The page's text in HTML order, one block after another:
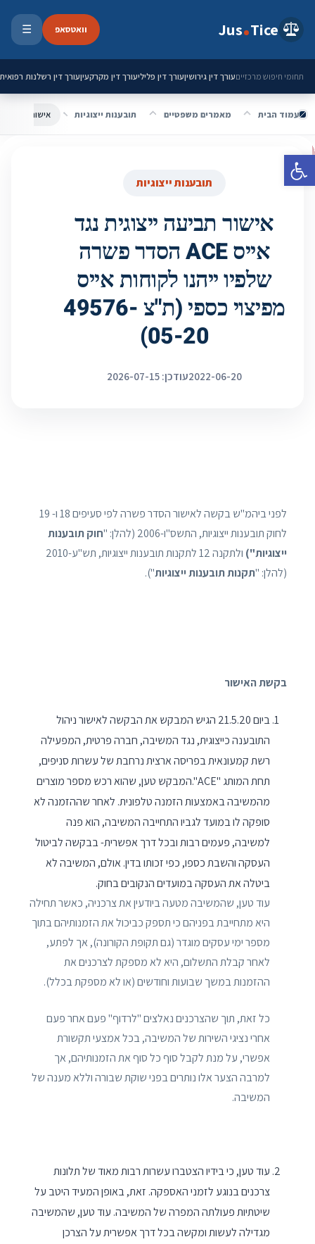
פתח סרגל נגישות
Jus Tice וואטסאפ ☰
תחומי חיפוש מרכזייםעורך דין גירושיןעורך דין פליליעורך דין מקרקעיןעורך דין רשלנות רפואית
עמוד הבית מאמרים משפטיים תובענות ייצוגיות
תובענות ייצוגיות
אישור תביעה ייצוגית נגד
אייס ACE הסדר פשרה
שלפיו ייהנו לקוחות אייס
מפיצוי כספי (ת"צ 49576-
05-20)
2022-06-20עודכן: 2026-07-15
לפני ביהמ"ש בקשה לאישור הסדר פשרה לפי סעיפים 18 ו- 19
לחוק תובענות ייצוגיות, התשס"ו-2006 (להלן: "
חוק תובענות
ייצוגיות")
ולתקנה 12 לתקנות תובענות ייצוגיות, תש"ע-2010
(להלן: "תקנות תובענות ייצוגיות").
בקשת האישור
ביום 21.5.20 הגיש המבקש את הבקשה לאישור ניהול
התובענה כייצוגית, נגד המשיבה, חברה פרטית, המפעילה
רשת קמעונאית בפריסה ארצית נרחבת של עשרות סניפים,
תחת המותג "ACE".המבקש טען, שהוא רכש מספר מוצרים
מהמשיבה באמצעות הזמנה טלפונית. לאחר שההזמנה לא
סופקה לו במועד לגביו התחייבה המשיבה, הוא פנה
למשיבה, פעמים רבות ובכל דרך אפשרית- בבקשה לביטול
העסקה והשבת כספו, כפי זכותו בדין. אולם, המשיבה לא
ביטלה את העסקה במועדים הנקובים בחוק.
עוד טען, שהמשיבה מטעה ביודעין את צרכניה, כאשר תחילה
היא מתחייבת בפניהם כי תספק כביכול את הזמנותיהם בתוך
מספר ימי עסקים מוגדר (גם תקופת הקורונה), אך לפתע,
לאחר קבלת התשלום, היא לא מספקת לצרכנים את
ההזמנות במשך שבועות וחודשים (או לא מספקת בכלל).
כל זאת, תוך שהצרכנים נאלצים "לרדוף" פעם אחר פעם
אחרי נציגי השירות של המשיבה, בכל אמצעי תקשורת
אפשרי, על מנת לקבל סוף כל סוף את הזמנותיהם, אך
למרבה הצער אלו נותרים בפני שוקת שבורה וללא מענה של
המשיבה.
עוד טען, כי בידיו הצטברו עשרות רבות מאוד של תלונות
צרכנים בנוגע לזמני האספקה. זאת, באופן המעיד היטב על
שיטתיות פעולתה המפרה של המשיבה. עוד טען, שהמשיבה
מגדילה לעשות ומקשה בכל דרך אפשרית על הצרכן